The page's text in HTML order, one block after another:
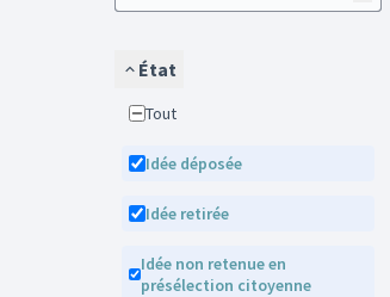
État
Tout
Idée déposée
Idée retirée
Idée non retenue en
présélection citoyenne